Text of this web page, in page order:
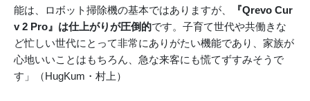
能は、ロボット掃除機の基本ではありますが、
『Qrevo Cur
v 2 Pro』は仕上がりが圧倒的です。子育て世代や共働きな
ど忙しい世代にとって非常にありがたい機能であり、家族が
心地いいことはもちろん、急な来客にも慌てずすみそうで
す」（HugKum・村上）